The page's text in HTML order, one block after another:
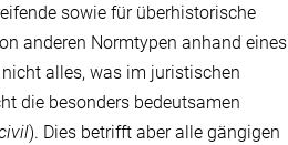
sowie für überhistorische
anderen Normtypen anhand eines
alles, was im juristischen
die besonders bedeutsamen
). Dies betrifft aber alle gängigen